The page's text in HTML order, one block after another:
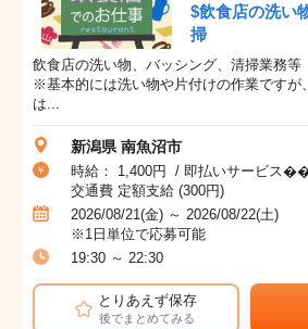
$飲食店の洗い
掃
飲食店の洗い物、バッシング、清掃業務等
※基本的には洗い物や片付けの作業ですが
は...
新潟県 南魚沼市
時給： 1,400円 / 即払いサービス
交通費 定額支給 (300円)
2026/08/21(金) ～ 2026/08/22(土)
※1日単位で応募可能
19:30 ～ 22:30
とりあえず保存
後でまとめてみる